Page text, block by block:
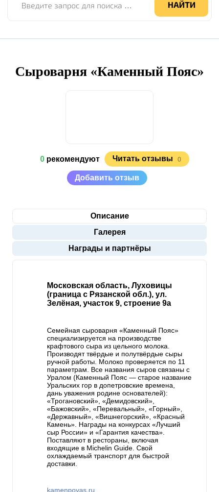
НАЙТИ
Сыроварня «Каменный Пояс»
0рекомендуют Читать отзывы 0
Добавить отзыв
Описание
Галерея
Награды и партнёры
Московская область, Луховицы
(граница с Рязанской обл.), ул.
Зелёная, участок 9, строение 9а
Семейная сыроварня «Каменный Пояс»
специализируется на производстве
крафтового сыра из цельного молока.
Производят твёрдые и полутвёрдые сыры
ручной работы. Молоко проверяется по 11
параметрам. Все названия сыров связаны с
Уралом (Каменный Пояс — старое название
Уральских гор в допетровские времена,
дань уважения родине основателей):
«Трогановский», «Демидовский»,
«Бажовский», «Перевальный», «Горный»,
«Державный», «Вишнегорский», «Красный
Камень». Награды на конкурсах «Лучший
сыр России» и «Гарантия качества».
Поставляют в рестораны, включая
входящие в Michelin Guide. Свой
охлаждаемый транспорт для быстрой
доставки.
kamenpoyas.ru